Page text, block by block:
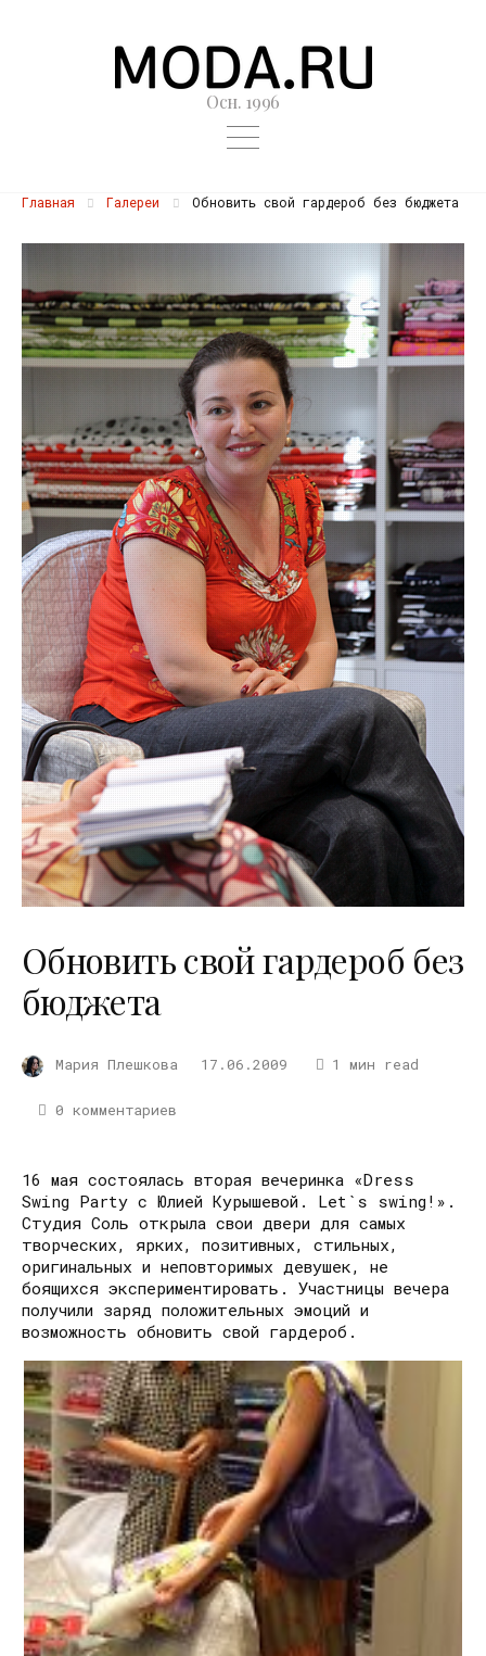
Осн. 1996
Главная Галереи Обновить свой гардероб без бюджета
Обновить свой гардероб без
бюджета
Мария Плешкова 17.06.2009 1 мин read
0 комментариев
16 мая состоялась вторая вечеринка «Dress
Swing Party с Юлией Курышевой. Let`s swing!».
Студия Соль открыла свои двери для самых
творческих, ярких, позитивных, стильных,
оригинальных и неповторимых девушек, не
боящихся экспериментировать. Участницы вечера
получили заряд положительных эмоций и
возможность обновить свой гардероб.